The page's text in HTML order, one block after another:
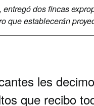
dos fincas
que establecerán
les
que recibo